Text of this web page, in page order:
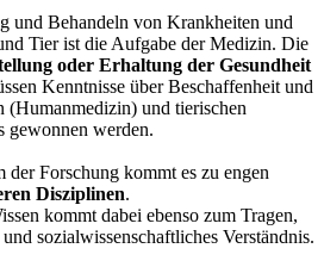
und Behandeln von Krankheiten und
Tier ist die Aufgabe der Medizin. Die
oder Erhaltung der Gesundheit
Kenntnisse über Beschaffenheit und
(Humanmedizin) und tierischen
gewonnen werden.
der Forschung kommt es zu engen
Disziplinen.
kommt dabei ebenso zum Tragen,
sozialwissenschaftliches Verständnis.